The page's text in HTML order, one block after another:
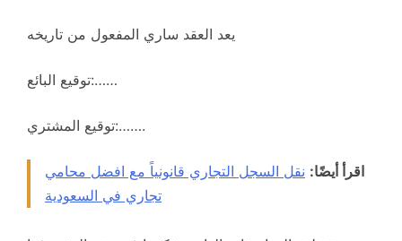
يعد العقد ساري المفعول من تاريخه
توقيع البائع:……
توقيع المشتري:…….
اقرأ أيضًا: نقل السجل التجاري قانونياً مع افضل محامي
تجاري في السعودية